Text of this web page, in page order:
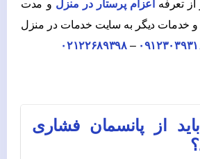
تعرفه اعزام پرستار در منزل و مدت
و خدمات دیگر به سایت خدمات در منزل
–۰۲۱۲۲۶۸۹۳۹۸
از پانسمان فشاری